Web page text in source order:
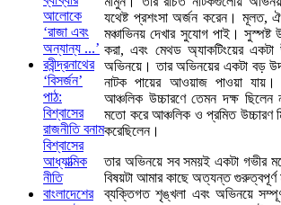
যথেষ্ট প্রশংসা অর্জন করেন। মূলত,
মঞ্চাভিনয় দেখার সুযোগ পাই। সুস্পষ্ট
করা, এবং মেথড অ্যাকটিংয়ের একটা
অভিনয়ে। তার অভিনয়ের একটা বড়
নাটক পায়ের আওয়াজ পাওয়া যায়।
আঞ্চলিক উচ্চারণে তেমন দক্ষ ছিলেন
মতো করে আঞ্চলিক ও প্রমিত উচ্চারণ
করেছিলেন।
তার অভিনয়ে সব সময়ই একটা গভীর
বিষয়টা আমার কাছে অত্যন্ত গুরুত্বপূর্ণ
ব্যক্তিগত শৃঙ্খলা এবং অভিনয়ে
আলোকে
‘রাজা এবং
অন্যান্য ...’
রবীন্দ্রনাথের
‘বিসর্জন’
পাঠ:
বিশ্বাসের
রাজনীতি বনাম
বিশ্বাসের
আধ্যাত্মিক
নীতি
বাংলাদেশের